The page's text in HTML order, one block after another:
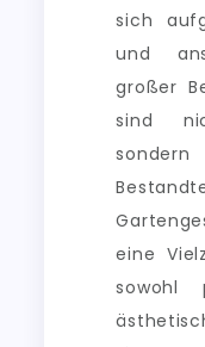
sich
und
großer
sind
eine
sowohl